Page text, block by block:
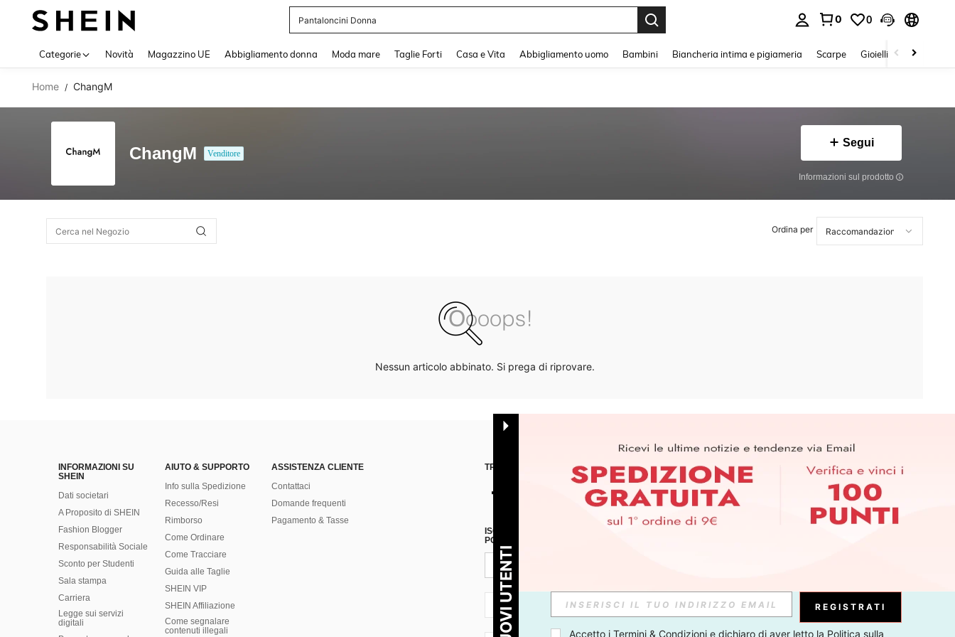
Pantaloncini Donna
0 0
Categorie Novità Magazzino UE Abbigliamento donna Moda mare Taglie Forti Casa e Vita Abbigliamento uomo Bambini Biancheria intima e pigiameria Scarpe Gioielli E Accessori
Home / ChangM
ChangM Venditore
Segui
Informazioni sul prodotto
Ordina per
Nessun articolo abbinato. Si prega di riprovare.
INFORMAZIONI SU
SHEIN
Dati societari
A Proposito di SHEIN
Fashion Blogger
Responsabilità Sociale
Sconto per Studenti
Sala stampa
Carriera
Legge sui servizi
digitali
AIUTO & SUPPORTO
Info sulla Spedizione
Recesso/Resi
Rimborso
Come Ordinare
Come Tracciare
Guida alle Taglie
SHEIN VIP
SHEIN Affiliazione
Come segnalare
contenuti illegali
ASSISTENZA CLIENTE
Contattaci
Domande frequenti
Pagamento & Tasse
TROVACI SU APP
ISCRIVITI ALLA NOSTRA NEWSLETTER PER SCOPRIRE LE ULTIME TENDENZE IN ANTEPRIMA! (È
POSSIBILE ANNULLARE LA SOTTOSCRIZIONE IN QUALSIASI MOMENTO).
IT + 39 Abbonati
REGISTRATI
Accetto i Termini & Condizioni e dichiaro di aver letto la Politica sulla